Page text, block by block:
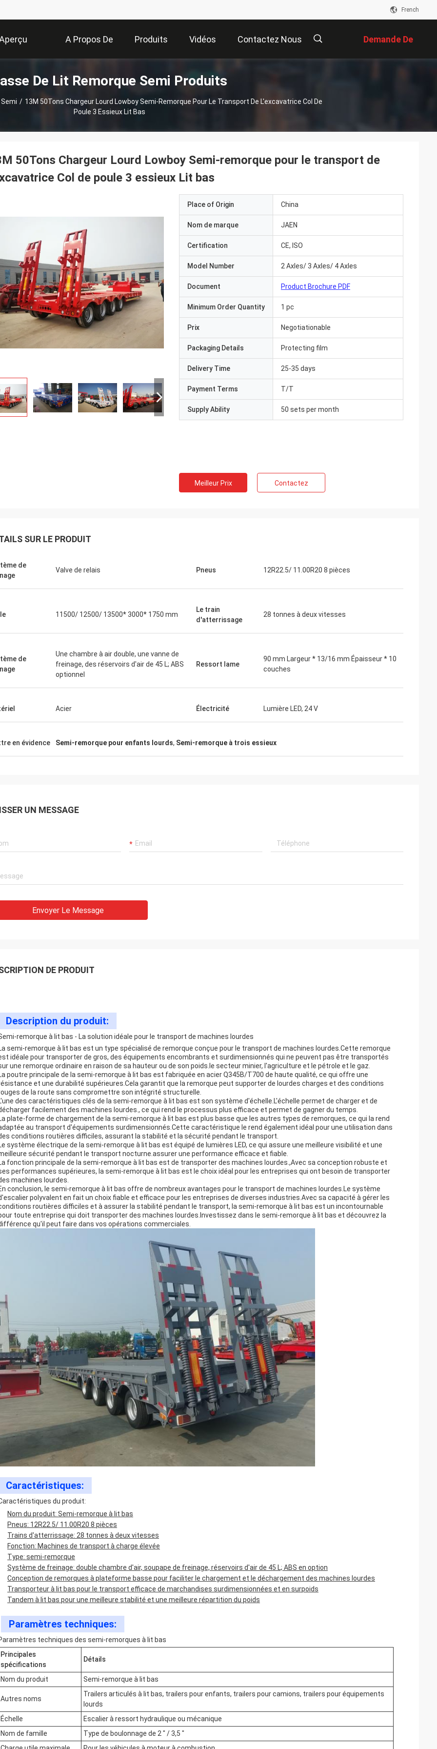
French
A Propos De
Nous
Produits Vidéos Contactez Nous Demande De
Soumission
De Lit Remorque Semi Produits
/ 13M 50Tons Chargeur Lourd Lowboy Semi-Remorque Pour Le Transport De L'excavatrice Col De
Poule 3 Essieux Lit Bas
50Tons Chargeur Lourd Lowboy Semi-remorque pour le transport de
Col de poule 3 essieux Lit bas
Place of Origin China
Nom de marque JAEN
Certification CE, ISO
Model Number 2 Axles/ 3 Axles/ 4 Axles
Document Product Brochure PDF
Minimum Order Quantity 1 pc
Prix Negotiationable
Packaging Details Protecting film
Delivery Time 25-35 days
Payment Terms T/T
Supply Ability 50 sets per month
Meilleur Prix Contactez
SUR LE PRODUIT
de
Valve de relais Pneus 12R22.5/ 11.00R20 8 pièces
11500/ 12500/ 13500* 3000* 1750 mm
Le train
d'atterrissage
28 tonnes à deux vitesses
de
Une chambre à air double, une vanne de
freinage, des réservoirs d'air de 45 L; ABS
optionnel
Ressort lame
90 mm Largeur * 13/16 mm Épaisseur * 10
couches
Acier Électricité Lumière LED, 24 V
en évidence Semi-remorque pour enfants lourds, Semi-remorque à trois essieux
UN MESSAGE
Envoyer Le Message
DE PRODUIT
Description du produit:
remorque à lit bas - La solution idéale pour le transport de machines lourdes
semi-remorque à lit bas est un type spécialisé de remorque conçue pour le transport de machines lourdes.Cette remorque
idéale pour transporter de gros, des équipements encombrants et surdimensionnés qui ne peuvent pas être transportés
une remorque ordinaire en raison de sa hauteur ou de son poids.le secteur minier, l'agriculture et le pétrole et le gaz.
poutre principale de la semi-remorque à lit bas est fabriquée en acier Q345B/T700 de haute qualité, ce qui offre une
et une durabilité supérieures.Cela garantit que la remorque peut supporter de lourdes charges et des conditions
de la route sans compromettre son intégrité structurelle.
des caractéristiques clés de la semi-remorque à lit bas est son système d'échelle.L'échelle permet de charger et de
facilement des machines lourdes., ce qui rend le processus plus efficace et permet de gagner du temps.
plate-forme de chargement de la semi-remorque à lit bas est plus basse que les autres types de remorques, ce qui la rend
au transport d'équipements surdimensionnés.Cette caractéristique le rend également idéal pour une utilisation dans
conditions routières difficiles, assurant la stabilité et la sécurité pendant le transport.
système électrique de la semi-remorque à lit bas est équipé de lumières LED, ce qui assure une meilleure visibilité et une
sécurité pendant le transport nocturne.assurer une performance efficace et fiable.
fonction principale de la semi-remorque à lit bas est de transporter des machines lourdes.,Avec sa conception robuste et
performances supérieures, la semi-remorque à lit bas est le choix idéal pour les entreprises qui ont besoin de transporter
machines lourdes.
conclusion, le semi-remorque à lit bas offre de nombreux avantages pour le transport de machines lourdes.Le système
polyvalent en fait un choix fiable et efficace pour les entreprises de diverses industries.Avec sa capacité à gérer les
routières difficiles et à assurer la stabilité pendant le transport, la semi-remorque à lit bas est un incontournable
toute entreprise qui doit transporter des machines lourdes.Investissez dans le semi-remorque à lit bas et découvrez la
qu'il peut faire dans vos opérations commerciales.
Caractéristiques:
du produit:
Nom du produit: Semi-remorque à lit bas
Pneus: 12R22.5/ 11.00R20 8 pièces
Trains d'atterrissage: 28 tonnes à deux vitesses
Fonction: Machines de transport à charge élevée
Type: semi-remorque
Système de freinage: double chambre d'air, soupape de freinage, réservoirs d'air de 45 L; ABS en option
Conception de remorques à plateforme basse pour faciliter le chargement et le déchargement des machines lourdes
Transporteur à lit bas pour le transport efficace de marchandises surdimensionnées et en surpoids
Tandem à lit bas pour une meilleure stabilité et une meilleure répartition du poids
Paramètres techniques:
techniques des semi-remorques à lit bas
Principales
spécifications
Détails
Nom du produit Semi-remorque à lit bas
Autres noms
Trailers articulés à lit bas, trailers pour enfants, trailers pour camions, trailers pour équipements
lourds
Échelle
Escalier à ressort hydraulique ou mécanique
Nom de famille
Type de boulonnage de 2 " / 3,5 "